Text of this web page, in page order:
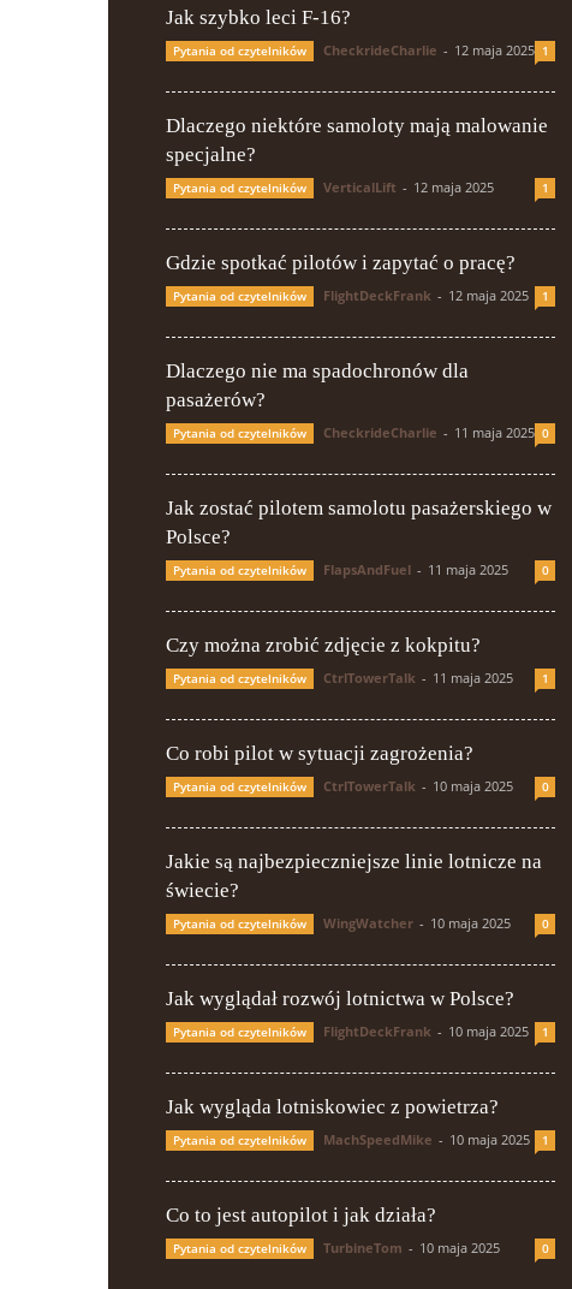
Jak szybko leci F-16?
Pytania od czytelników CheckrideCharlie - 12 maja 2025 1
Dlaczego niektóre samoloty mają malowanie
specjalne?
Pytania od czytelników VerticalLift - 12 maja 2025 1
Gdzie spotkać pilotów i zapytać o pracę?
Pytania od czytelników FlightDeckFrank - 12 maja 2025 1
Dlaczego nie ma spadochronów dla
pasażerów?
Pytania od czytelników CheckrideCharlie - 11 maja 2025 0
Jak zostać pilotem samolotu pasażerskiego w
Polsce?
Pytania od czytelników FlapsAndFuel - 11 maja 2025 0
Czy można zrobić zdjęcie z kokpitu?
Pytania od czytelników CtrlTowerTalk - 11 maja 2025 1
Co robi pilot w sytuacji zagrożenia?
Pytania od czytelników CtrlTowerTalk - 10 maja 2025 0
Jakie są najbezpieczniejsze linie lotnicze na
świecie?
Pytania od czytelników WingWatcher - 10 maja 2025 0
Jak wyglądał rozwój lotnictwa w Polsce?
Pytania od czytelników FlightDeckFrank - 10 maja 2025 1
Jak wygląda lotniskowiec z powietrza?
Pytania od czytelników MachSpeedMike - 10 maja 2025 1
Co to jest autopilot i jak działa?
Pytania od czytelników TurbineTom - 10 maja 2025 0